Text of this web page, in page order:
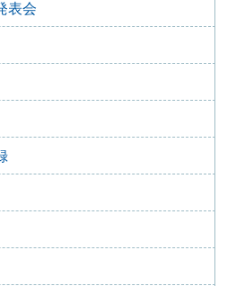
2025年7月12日）
2025年5月30日）
兵庫大会総括例会）（2025年2月
2025年１月22日）
交通史学会との合同例会）
表会